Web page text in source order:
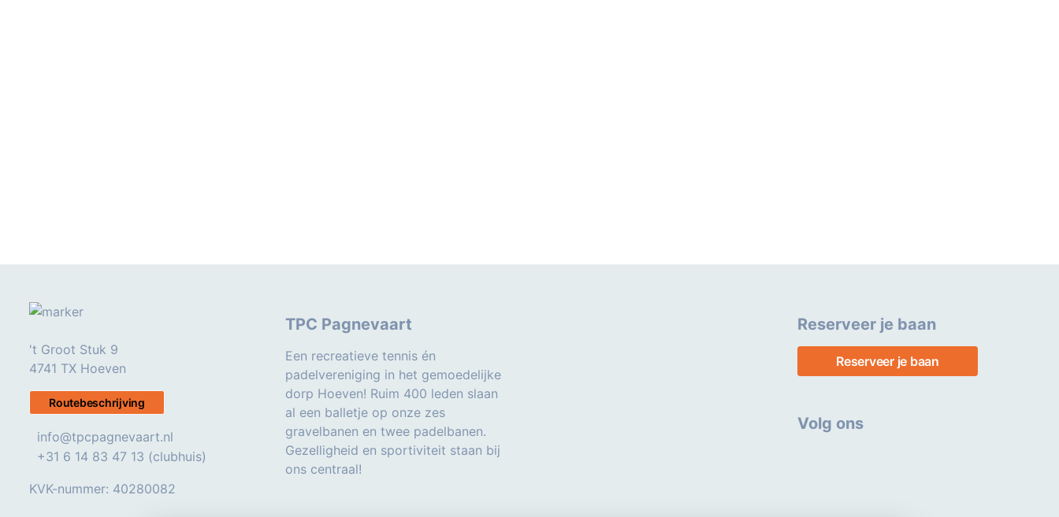
't Groot Stuk 9
4741 TX Hoeven
Routebeschrijving
info@tpcpagnevaart.nl
+31 6 14 83 47 13 (clubhuis)
KVK-nummer: 40280082
TPC Pagnevaart
Een recreatieve tennis én
padelvereniging in het gemoedelijke
dorp Hoeven! Ruim 400 leden slaan
al een balletje op onze zes
gravelbanen en twee padelbanen.
Gezelligheid en sportiviteit staan bij
ons centraal!
Reserveer je baan
Reserveer je baan
Volg ons